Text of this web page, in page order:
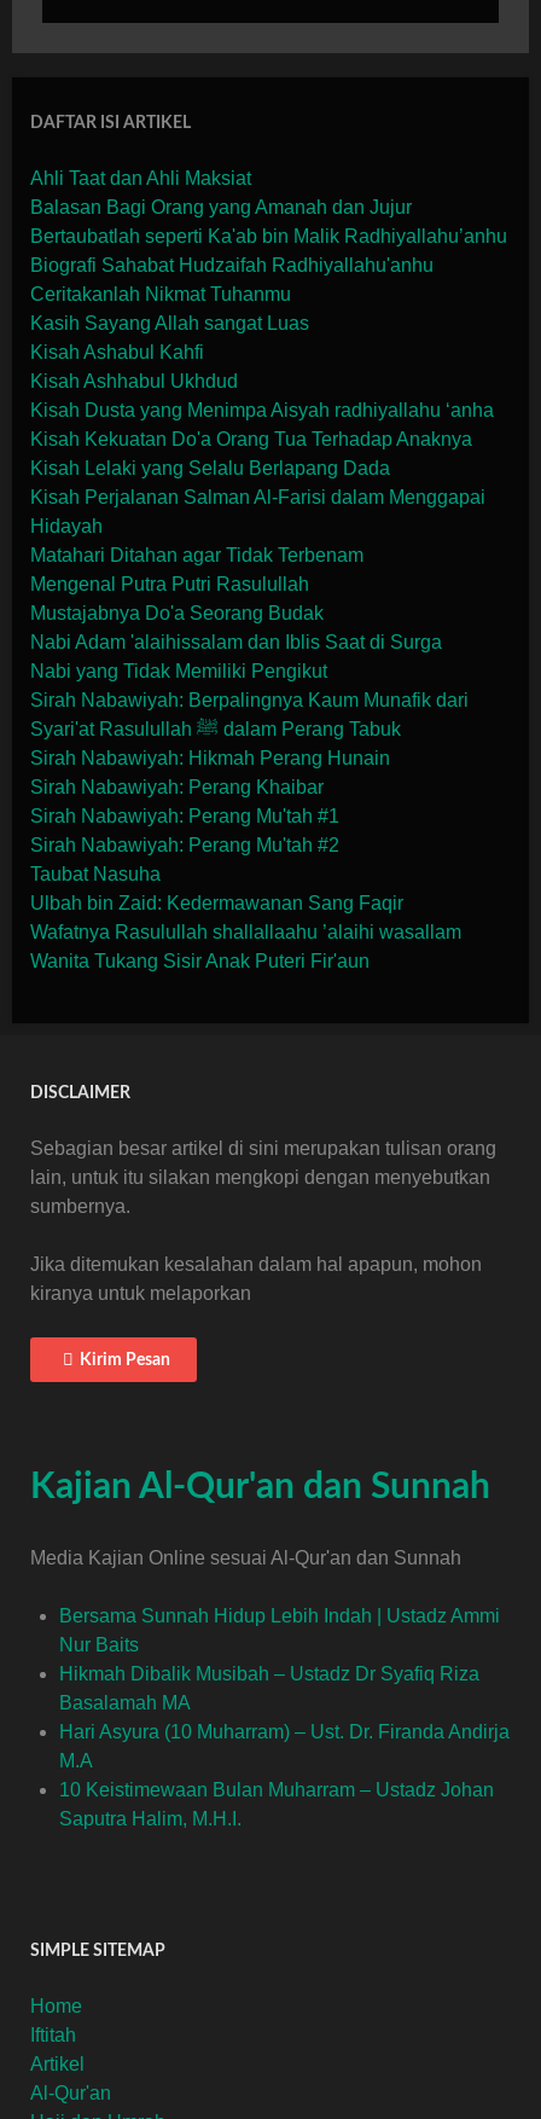
DAFTAR ISI ARTIKEL
Ahli Taat dan Ahli Maksiat
Balasan Bagi Orang yang Amanah dan Jujur
Bertaubatlah seperti Ka'ab bin Malik Radhiyallahu’anhu
Biografi Sahabat Hudzaifah Radhiyallahu'anhu
Ceritakanlah Nikmat Tuhanmu
Kasih Sayang Allah sangat Luas
Kisah Ashabul Kahfi
Kisah Ashhabul Ukhdud
Kisah Dusta yang Menimpa Aisyah radhiyallahu ‘anha
Kisah Kekuatan Do'a Orang Tua Terhadap Anaknya
Kisah Lelaki yang Selalu Berlapang Dada
Kisah Perjalanan Salman Al-Farisi dalam Menggapai
Hidayah
Matahari Ditahan agar Tidak Terbenam
Mengenal Putra Putri Rasulullah
Mustajabnya Do'a Seorang Budak
Nabi Adam 'alaihissalam dan Iblis Saat di Surga
Nabi yang Tidak Memiliki Pengikut
Sirah Nabawiyah: Berpalingnya Kaum Munafik dari
Syari'at Rasulullah ﷺ dalam Perang Tabuk
Sirah Nabawiyah: Hikmah Perang Hunain
Sirah Nabawiyah: Perang Khaibar
Sirah Nabawiyah: Perang Mu'tah #1
Sirah Nabawiyah: Perang Mu'tah #2
Taubat Nasuha
Ulbah bin Zaid: Kedermawanan Sang Faqir
Wafatnya Rasulullah shallallaahu ’alaihi wasallam
Wanita Tukang Sisir Anak Puteri Fir'aun
DISCLAIMER
Sebagian besar artikel di sini merupakan tulisan orang
lain, untuk itu silakan mengkopi dengan menyebutkan
sumbernya.
Jika ditemukan kesalahan dalam hal apapun, mohon
kiranya untuk melaporkan
Kirim Pesan
Kajian Al-Qur'an dan Sunnah
Media Kajian Online sesuai Al-Qur'an dan Sunnah
Bersama Sunnah Hidup Lebih Indah | Ustadz Ammi
Nur Baits
Hikmah Dibalik Musibah – Ustadz Dr Syafiq Riza
Basalamah MA
Hari Asyura (10 Muharram) – Ust. Dr. Firanda Andirja
M.A
10 Keistimewaan Bulan Muharram – Ustadz Johan
Saputra Halim, M.H.I.
SIMPLE SITEMAP
Home
Iftitah
Artikel
Al-Qur'an